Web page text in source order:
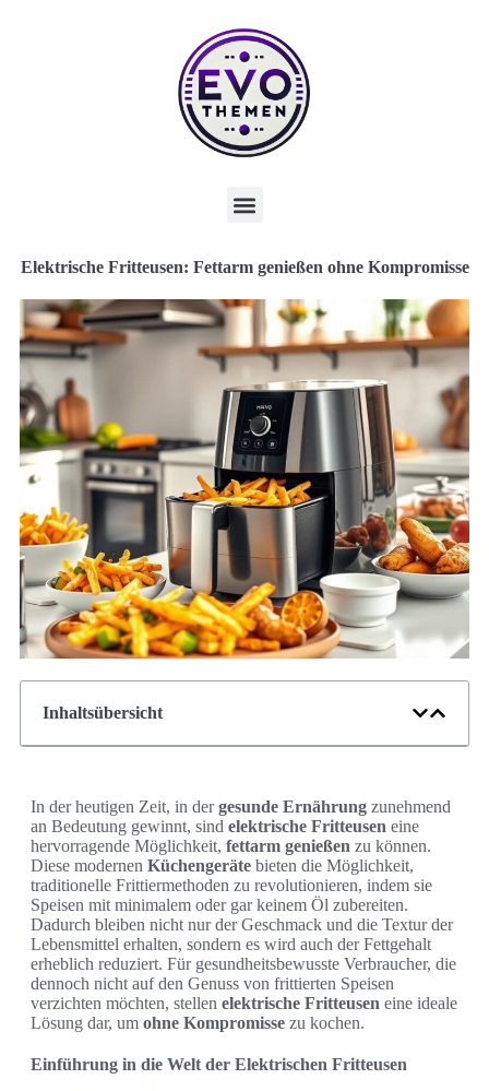
Elektrische Fritteusen: Fettarm genießen ohne Kompromisse
Inhaltsübersicht
In der heutigen Zeit, in dergesunde Ernährung zunehmend
an Bedeutung gewinnt, sind elektrische Fritteusen eine
hervorragende Möglichkeit, fettarm genießen zu können.
Diese modernen Küchengeräte bieten die Möglichkeit,
traditionelle Frittiermethoden zu revolutionieren, indem sie
Speisen mit minimalem oder gar keinem Öl zubereiten.
Dadurch bleiben nicht nur der Geschmack und die Textur der
Lebensmittel erhalten, sondern es wird auch der Fettgehalt
erheblich reduziert. Für gesundheitsbewusste Verbraucher, die
dennoch nicht auf den Genuss von frittierten Speisen
verzichten möchten, stellen elektrische Fritteusen eine ideale
Lösung dar, um ohne Kompromisse zu kochen.
Einführung in die Welt der Elektrischen Fritteusen